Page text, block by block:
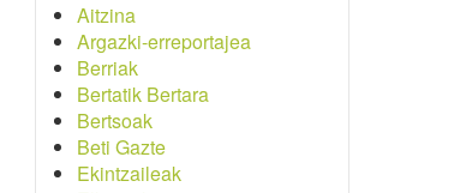
Aitzina
Argazki-erreportajea
Berriak
Bertatik Bertara
Bertsoak
Beti Gazte
Ekintzaileak